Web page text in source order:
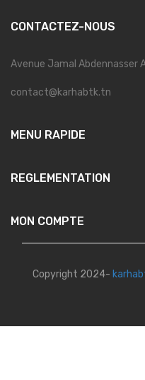
CONTACTEZ-NOUS
Avenue Jamal Abdennasser
contact@karhabtk.tn
MENU RAPIDE
REGLEMENTATION
MON COMPTE
Copyright 2024-